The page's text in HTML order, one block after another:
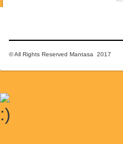
© All Rights Reserved Mantasa 2017